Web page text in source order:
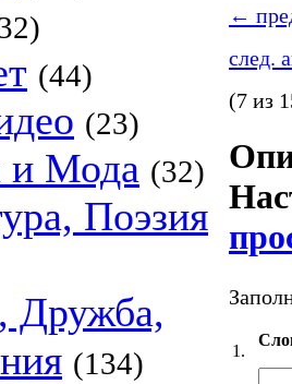
(44)
(23)
и Мода (32)
Поэзия
Дружба,
(134)
←
след.
(7 из
1.